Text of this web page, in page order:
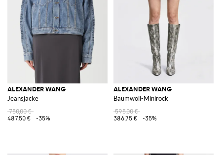
ALEXANDER WANG
Jeansjacke
750,00 €
487,50 €
-35%
ALEXANDER WANG
Baumwoll-Minirock
595,00 €
386,75 €
-35%